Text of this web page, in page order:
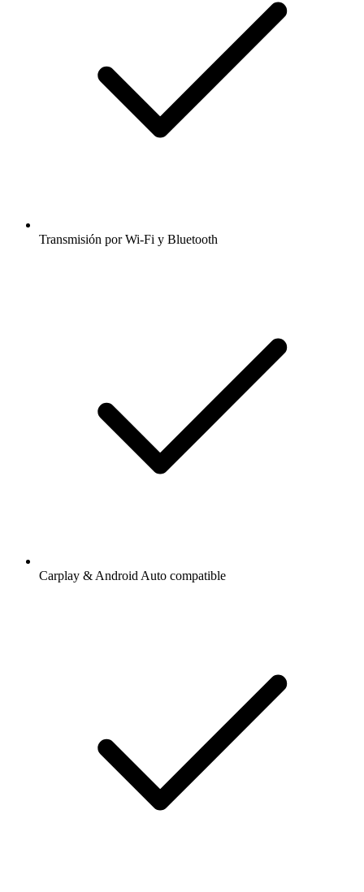
Transmisión por Wi-Fi y Bluetooth
Carplay & Android Auto compatible